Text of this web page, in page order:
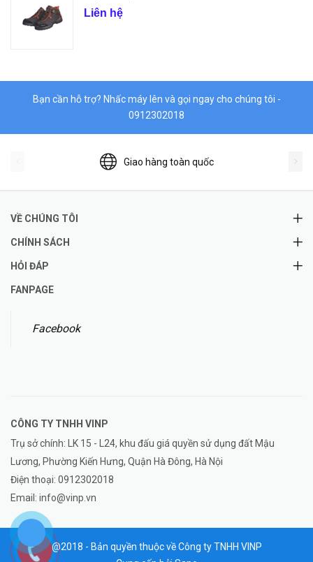
Liên hệ
Bạn cần hỗ trợ? Nhấc máy lên và gọi ngay cho chúng tôi -
0912302018
Giao hàng toàn quốc
VỀ CHÚNG TÔI
CHÍNH SÁCH
HỎI ĐÁP
FANPAGE
Facebook
CÔNG TY TNHH VINP
Trụ sở chính: LK 15 - L24, khu đấu giá quyền sử dụng đất Mậu
Lương, Phường Kiến Hưng, Quận Hà Đông, Hà Nội
Điện thoại: 0912302018
Email: info@vinp.vn
@2018 - Bản quyền thuộc về Công ty TNHH VINP